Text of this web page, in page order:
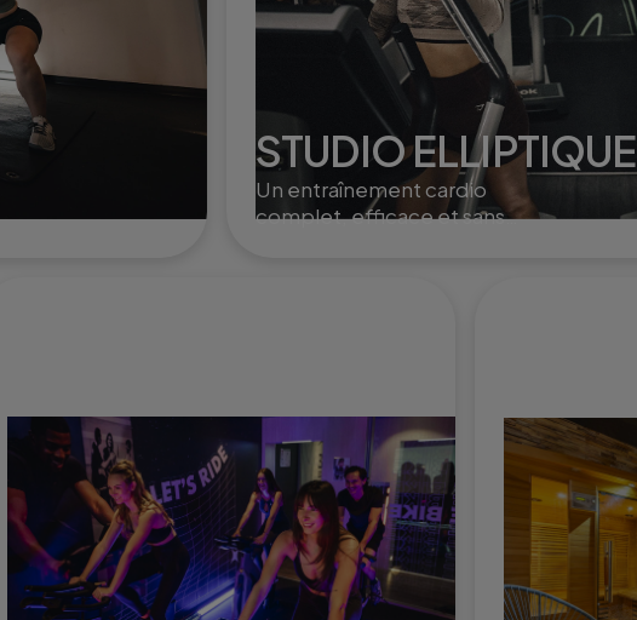
STUDIO ELLIPTIQUE
Un entraînement cardio
complet, efficace et sans